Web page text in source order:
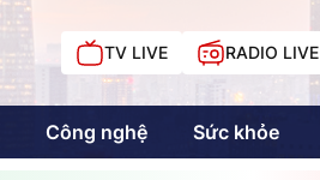
TV LIVE RADIO LIVE
Công nghệ Sức khỏe